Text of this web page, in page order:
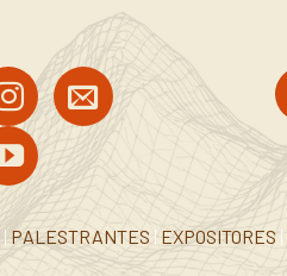
| PALESTRANTES | EXPOSITORES |